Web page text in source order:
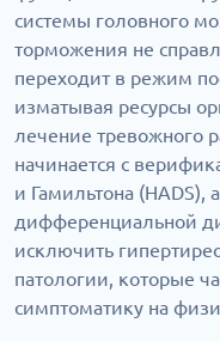
системы головного
торможения не
переходит в режим
изматывая ресурсы
лечение тревожного
начинается с
и Гамильтона (HADS),
дифференциальной
исключить
патологии, которые
симптоматику на